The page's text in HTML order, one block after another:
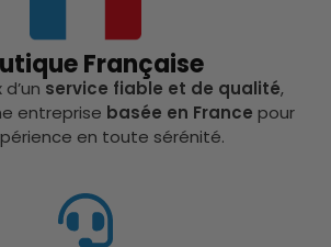
Française
service fiable et de qualité,
entreprise basée en France pour
en toute sérénité.